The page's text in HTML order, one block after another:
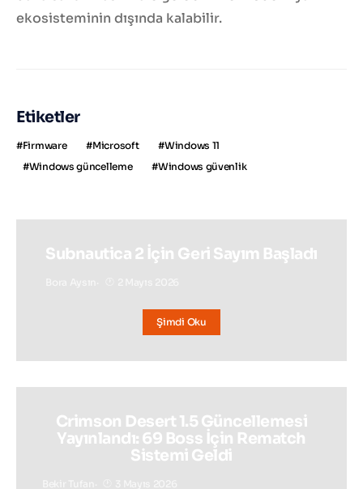
ekosisteminin dışında kalabilir.
Etiketler
Firmware Microsoft
Windows 11
Windows güncelleme
Windows güvenlik
Subnautica 2 İçin Geri Sayım Başladı
Şimdi Oku
Crimson Desert 1.5 Güncellemesi
Yayınlandı: 69 Boss İçin Rematch
Sistemi Geldi